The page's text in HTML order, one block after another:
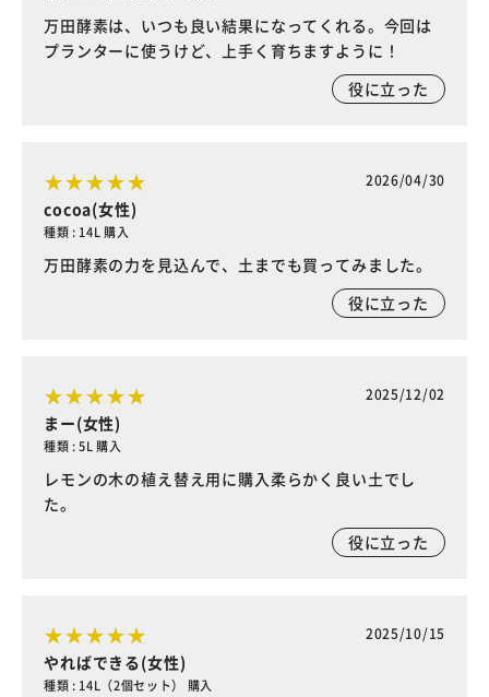
万田酵素は、いつも良い結果になってくれる。今回は
プランターに使うけど、上手く育ちますように！
役に立った
2026/04/30
cocoa(女性)
種類 : 14L 購入
万田酵素の力を見込んで、土までも買ってみました。
役に立った
2025/12/02
まー(女性)
種類 : 5L 購入
レモンの木の植え替え用に購入柔らかく良い土でし
た。
役に立った
2025/10/15
やればできる(女性)
種類 : 14L（2個セット） 購入